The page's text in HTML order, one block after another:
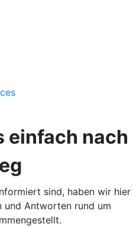
einfach nach
sind, haben wir hier
und Antworten rund um